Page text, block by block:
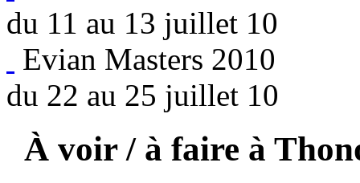
du 11 au 13 juillet 10
Evian Masters 2010
du 22 au 25 juillet 10
À voir / à faire à